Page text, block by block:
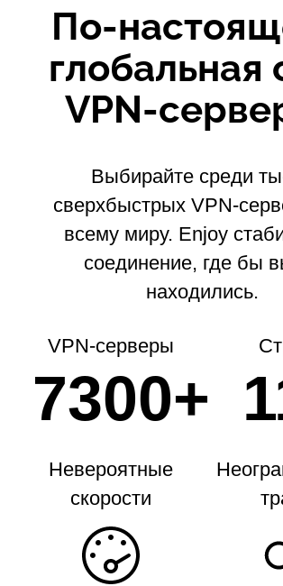
По-
глобальная
VPN-
Выбирайте среди
сверхбыстрых VPN-
всему миру. Enjoy
соединение, где бы
находились.
VPN-серверы
7300+
Невероятные
скорости